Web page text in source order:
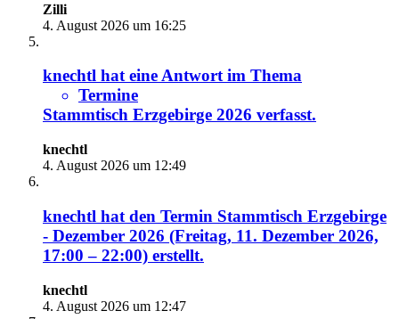
Zilli
4. August 2026 um 16:25
knechtl hat eine Antwort im Thema
Termine
Stammtisch Erzgebirge 2026 verfasst.
knechtl
4. August 2026 um 12:49
knechtl hat den Termin Stammtisch Erzgebirge
- Dezember 2026 (Freitag, 11. Dezember 2026,
17:00 – 22:00) erstellt.
knechtl
4. August 2026 um 12:47